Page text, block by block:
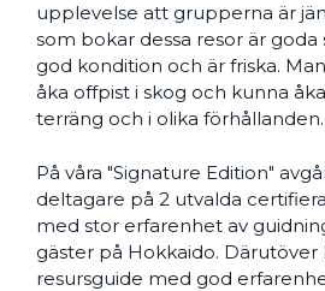
upplevelse att grupperna är
som bokar dessa resor är goda
god kondition och är friska.
åka offpist i skog och kunna
terräng och i olika förhållanden.
På våra "Signature Edition"
deltagare på 2 utvalda
med stor erfarenhet av
gäster på Hokkaido. Därutöver
resursguide med god